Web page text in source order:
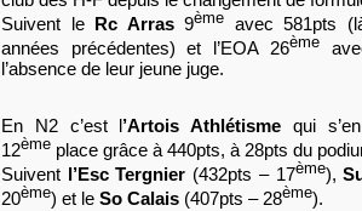
Suivent le Rc Arras9ème
avec 581pts
années précédentes) et l’EOA 26ème
l’absence de leur jeune juge.
En N2 c’est l’Artois Athlétisme qui
12ème place grâce à 440pts, à 28pts du
Suivent l’Esc Tergnier (432pts – 17ème),
20ème) et le So Calais (407pts – 28ème).